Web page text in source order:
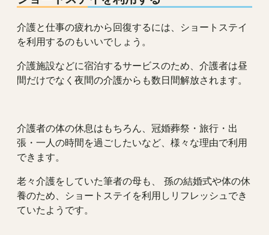
介護と仕事の疲れから回復するには、ショートステイ
を利用するのもいいでしょう。
介護施設などに宿泊するサービスのため、介護者は昼
間だけでなく夜間の介護からも数日間解放されます。
介護者の体の休息はもちろん、冠婚葬祭・旅行・出
張・一人の時間を過ごしたいなど、様々な理由で利用
できます。
老々介護をしていた筆者の母も、 孫の結婚式や体の休
養のため、ショートステイを利用しリフレッシュでき
ていたようです。